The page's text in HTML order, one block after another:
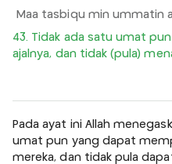
Maa tasbiqu min ummatin
43. Tidak ada satu umat
ajalnya, dan tidak (pula)
Pada ayat ini Allah
umat pun yang dapat
mereka, dan tidak pula